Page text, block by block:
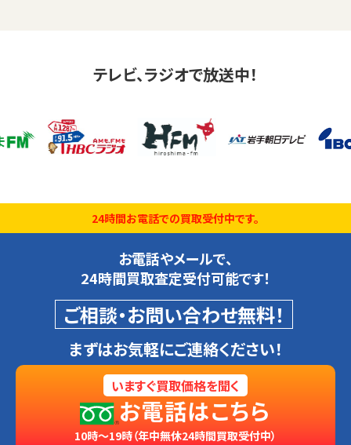
テレビ、ラジオで放送中！
24時間お電話での買取受付中です。
お電話やメールで、
24時間買取査定受付可能です！
ご相談・お問い合わせ無料！
まずはお気軽にご連絡ください！
いますぐ買取価格を聞く
お電話はこちら
10時～19時（年中無休24時間買取受付中）